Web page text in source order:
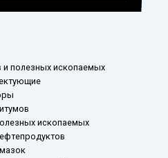
и полезных ископаемых
ископаемых